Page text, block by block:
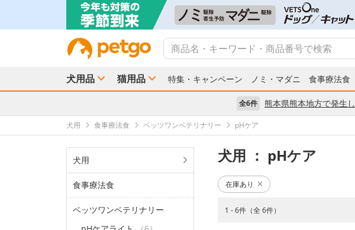
犬用品 猫用品 特集・キャンペーン ノミ・マダニ 食事療法食
全6件 熊本県熊本地方で発生
犬用 食事療法食 ベッツワンベテリナリー pHケア
犬用
食事療法食
ベッツワンベテリナリー
犬用 ： pHケア
在庫あり
1 - 6件（全 6件）